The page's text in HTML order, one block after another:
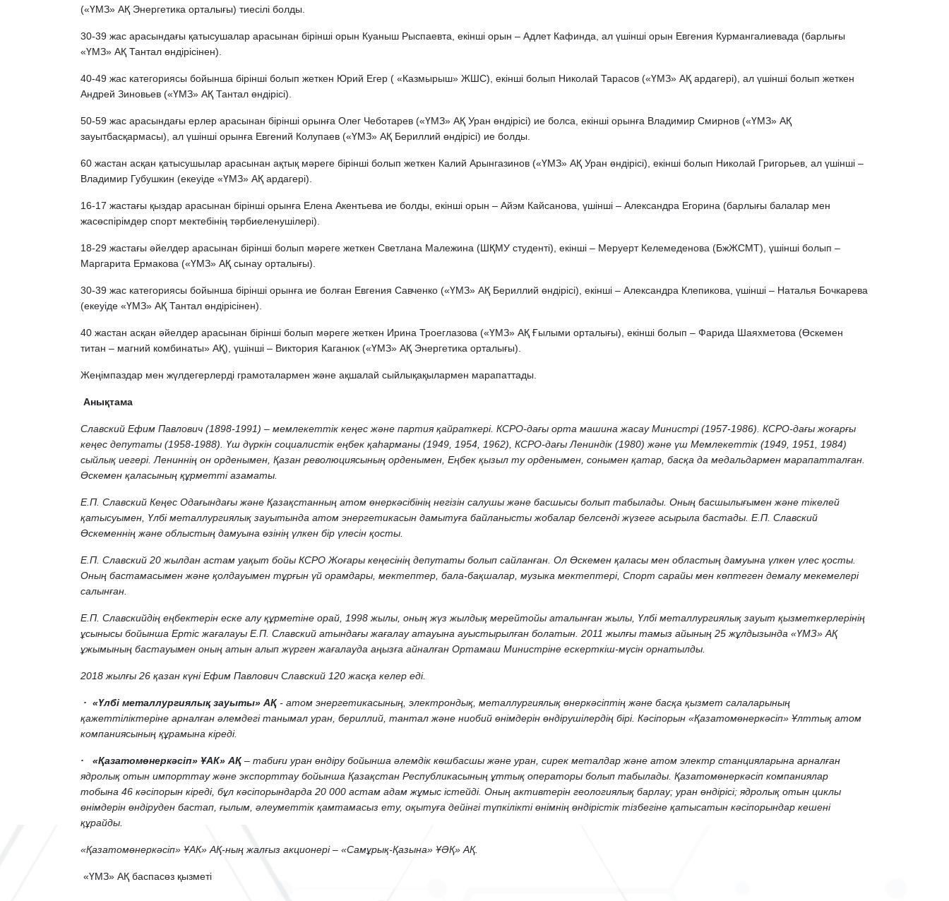
(«ҮМЗ» АҚ Энергетика орталығы) тиесілі болды.
30-39 жас арасындағы қатысушалар арасынан бірінші орын Куаныш Рыспаевта, екінші орын – Адлет Кафинда, ал үшінші орын Евгения Курмангалиевада (барлығы
«ҮМЗ» АҚ Тантал өндірісінен).
40-49 жас категориясы бойынша бірінші болып жеткен Юрий Егер ( «Казмырыш» ЖШС), екінші болып Николай Тарасов («ҮМЗ» АҚ ардагері), ал үшінші болып жеткен
Андрей Зиновьев («ҮМЗ» АҚ Тантал өндірісі).
50-59 жас арасындағы ерлер арасынан бірінші орынға Олег Чеботарев («ҮМЗ» АҚ Уран өндірісі) ие болса, екінші орынға Владимир Смирнов («ҮМЗ» АҚ
зауытбасқармасы), ал үшінші орынға Евгений Колупаев («ҮМЗ» АҚ Бериллий өндірісі) ие болды.
60 жастан асқан қатысушылар арасынан ақтық мәреге бірінші болып жеткен Калий Арынгазинов («ҮМЗ» АҚ Уран өндірісі), екінші болып Николай Григорьев, ал үшінші –
Владимир Губушкин (екеуіде «ҮМЗ» АҚ ардагері).
16-17 жастағы қыздар арасынан бірінші орынға Елена Акентьева ие болды, екінші орын – Айэм Кайсанова, үшінші – Александра Егорина (барлығы балалар мен
жасөспірімдер спорт мектебінің тәрбиеленушілері).
18-29 жастағы әйелдер арасынан бірінші болып мәреге жеткен Светлана Малежина (ШҚМУ студенті), екінші – Меруерт Келемеденова (БжЖСМТ), үшінші болып –
Маргарита Ермакова («ҮМЗ» АҚ сынау орталығы).
30-39 жас категориясы бойынша бірінші орынға ие болған Евгения Савченко («ҮМЗ» АҚ Бериллий өндірісі), екінші – Александра Клепикова, үшінші – Наталья Бочкарева
(екеуіде «ҮМЗ» АҚ Тантал өндірісінен).
40 жастан асқан әйелдер арасынан бірінші болып мәреге жеткен Ирина Троеглазова («ҮМЗ» АҚ Ғылыми орталығы), екінші болып – Фарида Шаяхметова (Өскемен
титан – магний комбинаты» АҚ), үшінші – Виктория Каганюк («ҮМЗ» АҚ Энергетика орталығы).
Жеңімпаздар мен жүлдегерлерді грамоталармен және ақшалай сыйлықақылармен марапаттады.
Анықтама
Славский Ефим Павлович (1898-1991) – мемлекеттік кеңес және партия қайраткері. КСРО-дағы орта машина жасау Министрі (1957-1986). КСРО-дағы жоғарғы
кеңес депутаты (1958-1988). Үш дүркін социалистік еңбек қаһарманы (1949, 1954, 1962), КСРО-дағы Лениндік (1980) және үш Мемлекеттік (1949, 1951, 1984)
сыйлық иегері. Лениннің он орденымен, Қазан революциясының орденымен, Еңбек қызыл ту орденымен, сонымен қатар, басқа да медальдармен марапатталған.
Өскемен қаласының құрметті азаматы.
Е.П. Славский Кеңес Одағындағы және Қазақстанның атом өнеркәсібінің негізін салушы және басшысы болып табылады. Оның басшылығымен және тікелей
қатысуымен, Үлбі металлургиялық зауытында атом энергетикасын дамытуға байланысты жобалар белсенді жүзеге асырыла бастады. Е.П. Славский
Өскеменнің және облыстың дамуына өзінің үлкен бір үлесін қосты.
Е.П. Славский 20 жылдан астам уақыт бойы КСРО Жоғары кеңесінің депутаты болып сайланған. Ол Өскемен қаласы мен областың дамуына үлкен үлес қосты.
Оның бастамасымен және қолдауымен тұрғын үй орамдары, мектептер, бала-бақшалар, музыка мектептері, Спорт сарайы мен көптеген демалу мекемелері
салынған.
Е.П. Славскийдің еңбектерін еске алу құрметіне орай, 1998 жылы, оның жүз жылдық мерейтойы аталынған жылы, Үлбі металлургиялық зауыт қызметкерлерінің
ұсынысы бойынша Ертіс жағалауы Е.П. Славский атындағы жағалау атауына ауыстырылған болатын. 2011 жылғы тамыз айының 25 жұлдызында «ҮМЗ» АҚ
ұжымының бастауымен оның атын алып жүрген жағалауда аңызға айналған Ортамаш Министріне ескерткіш-мүсін орнатылды.
2018 жылғы 26 қазан күні Ефим Павлович Славский 120 жасқа келер еді.
· «Үлбі металлургиялық зауыты» АҚ - атом энергетикасының, электрондық, металлургиялық өнеркәсіптің және басқа қызмет салаларының
қажеттіліктеріне арналған әлемдегі танымал уран, бериллий, тантал және ниобий өнімдерін өндірушілердің бірі. Кәсіпорын «Қазатомөнеркәсіп» Ұлттық атом
компаниясының құрамына кіреді.
· «Қазатомөнеркәсіп» ҰАК» АҚ – табиғи уран өндіру бойынша әлемдік көшбасшы және уран, сирек металдар және атом электр станцияларына арналған
ядролық отын импорттау және экспорттау бойынша Қазақстан Республикасының ұттық операторы болып табылады. Қазатомөнеркәсіп компаниялар
тобына 46 кәсіпорын кіреді, бұл кәсіпорындарда 20 000 астам адам жұмыс істейді. Оның активтерін геологиялық барлау; уран өндірісі; ядролық отын циклы
өнімдерін өндіруден бастап, ғылым, әлеуметтік қамтамасыз ету, оқытуға дейінгі түпкілікті өнімнің өндірістік тізбегіне қатысатын кәсіпорындар кешені
құрайды.
«Қазатомөнеркәсіп» ҰАК» АҚ-ның жалғыз акционері – «Самұрық-Қазына» ҰӘҚ» АҚ.
«ҮМЗ» АҚ баспасөз қызметі